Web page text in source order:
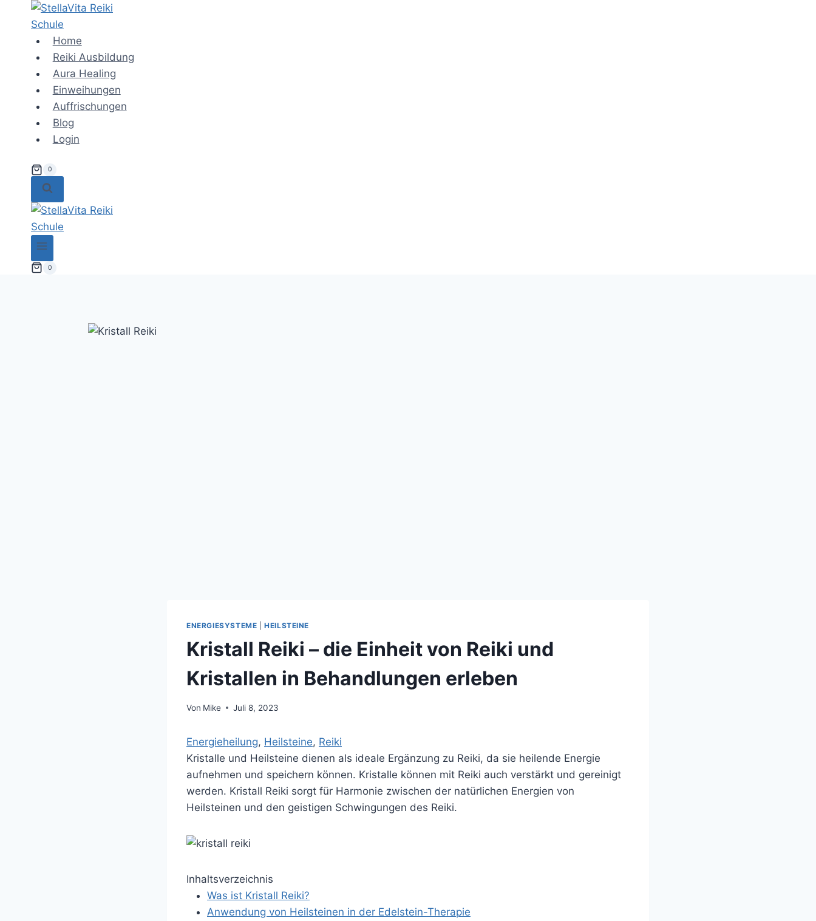
springen
Home
Reiki Ausbildung
Aura Healing
Einweihungen
Auffrischungen
Blog
Login
0
0
ENERGIESYSTEME |HEILSTEINE
Kristall Reiki – die Einheit von Reiki und
Kristallen in Behandlungen erleben
Von Mike Juli 8, 2023
Energieheilung, Heilsteine, Reiki
Kristalle und Heilsteine dienen als ideale Ergänzung zu Reiki, da sie heilende Energie
aufnehmen und speichern können. Kristalle können mit Reiki auch verstärkt und gereinigt
werden. Kristall Reiki sorgt für Harmonie zwischen der natürlichen Energien von
Heilsteinen und den geistigen Schwingungen des Reiki.
Inhaltsverzeichnis
Was ist Kristall Reiki?
Anwendung von Heilsteinen in der Edelstein-Therapie